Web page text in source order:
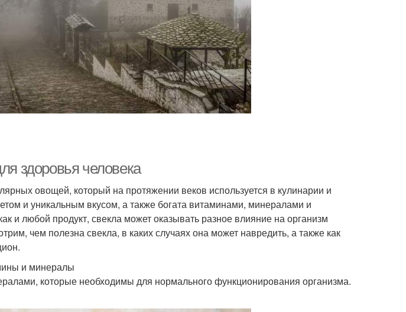
здоровья человека
овощей, который на протяжении веков используется в кулинарии и
и уникальным вкусом, а также богата витаминами, минералами и
и любой продукт, свекла может оказывать разное влияние на организм
чем полезна свекла, в каких случаях она может навредить, а также как
и минералы
которые необходимы для нормального функционирования организма.